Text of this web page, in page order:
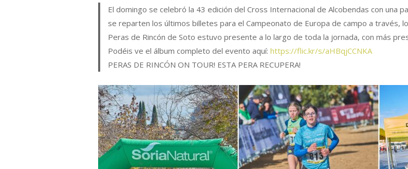
El domingo se celebró la 43 edición del Cross Internacional de Alcobendas con una
se reparten los últimos billetes para el Campeonato de Europa de campo a través,
Peras de Rincón de Soto estuvo presente a lo largo de toda la jornada, con más
Podéis ve el álbum completo del evento aquí: https://flic.kr/s/aHBqjCCNKA
PERAS DE RINCÓN ON TOUR! ESTA PERA RECUPERA!